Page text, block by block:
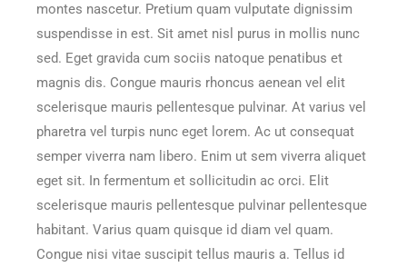
montes nascetur. Pretium quam vulputate dignissim
suspendisse in est. Sit amet nisl purus in mollis nunc
sed. Eget gravida cum sociis natoque penatibus et
magnis dis. Congue mauris rhoncus aenean vel elit
scelerisque mauris pellentesque pulvinar. At varius vel
pharetra vel turpis nunc eget lorem. Ac ut consequat
semper viverra nam libero. Enim ut sem viverra aliquet
eget sit. In fermentum et sollicitudin ac orci. Elit
scelerisque mauris pellentesque pulvinar pellentesque
habitant. Varius quam quisque id diam vel quam.
Congue nisi vitae suscipit tellus mauris a. Tellus id